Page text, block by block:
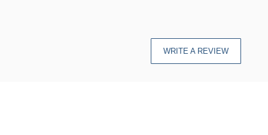
WRITE A REVIEW